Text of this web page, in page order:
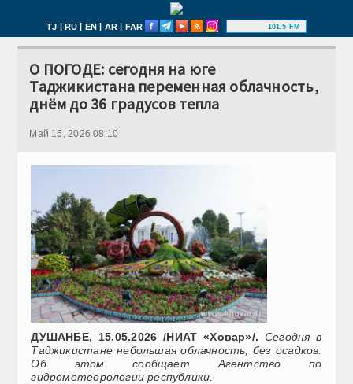
TJ | RU | EN | AR | FAR 101.5 FM
О ПОГОДЕ: сегодня на юге
Таджикистана переменная облачность,
днём до 36 градусов тепла
Май 15, 2026 08:10
ДУШАНБЕ, 15.05.2026 /НИАТ «Ховар»/. Сегодня в
Таджикистане небольшая облачность, без осадков.
Об этом сообщает Агентство по
гидрометеорологии республики.